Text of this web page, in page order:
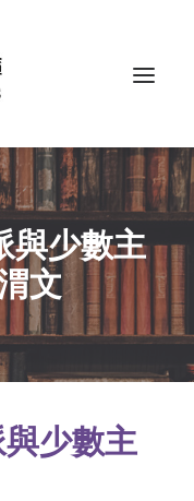
與少數主
文
少數主